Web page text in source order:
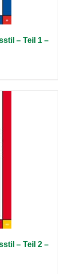
– Teil 1 –
– Teil 2 –